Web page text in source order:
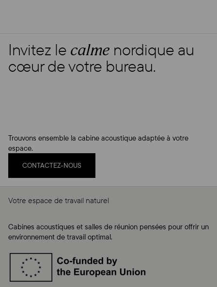
Invitez le calmenordique au
cœur de votre bureau.
Trouvons ensemble la cabine acoustique adaptée à votre
espace.
CONTACTEZ-NOUS
Cabines acoustiques et salles de réunion pensées pour offrir un
environnement de travail optimal.
Votre espace de travail naturel